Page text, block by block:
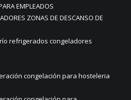
EMPLEADOS
ZONAS DE DESCANSO DE
refrigerados congeladores
congelación para hosteleria